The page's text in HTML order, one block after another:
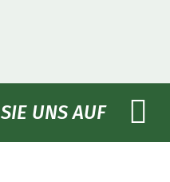
SIE UNS AUF